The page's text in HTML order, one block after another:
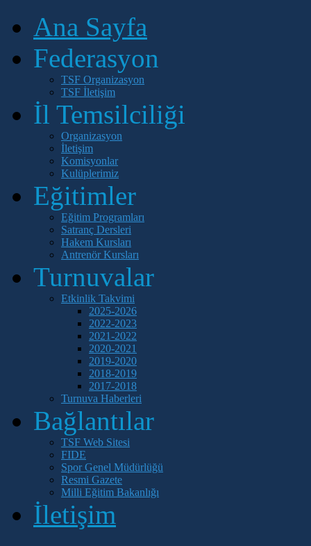
Ana Sayfa
Federasyon
TSF Organizasyon
TSF İletişim
İl Temsilciliği
Organizasyon
İletişim
Komisyonlar
Kulüplerimiz
Eğitimler
Eğitim Programları
Satranç Dersleri
Hakem Kursları
Antrenör Kursları
Turnuvalar
Etkinlik Takvimi
2025-2026
2022-2023
2021-2022
2020-2021
2019-2020
2018-2019
2017-2018
Turnuva Haberleri
Bağlantılar
TSF Web Sitesi
FIDE
Spor Genel Müdürlüğü
Resmi Gazete
Milli Eğitim Bakanlığı
İletişim